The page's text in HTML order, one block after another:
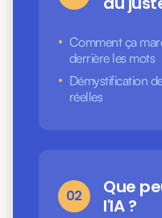
• Comment ça
derrière les mots
• Démystification
réelles
02
Que
l'IA ?